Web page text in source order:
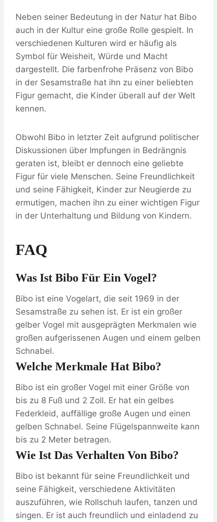
Neben seiner Bedeutung in der Natur hat Bibo
auch in der Kultur eine große Rolle gespielt. In
verschiedenen Kulturen wird er häufig als
Symbol für Weisheit, Würde und Macht
dargestellt. Die farbenfrohe Präsenz von Bibo
in der Sesamstraße hat ihn zu einer beliebten
Figur gemacht, die Kinder überall auf der Welt
kennen.
Obwohl Bibo in letzter Zeit aufgrund politischer
Diskussionen über Impfungen in Bedrängnis
geraten ist, bleibt er dennoch eine geliebte
Figur für viele Menschen. Seine Freundlichkeit
und seine Fähigkeit, Kinder zur Neugierde zu
ermutigen, machen ihn zu einer wichtigen Figur
in der Unterhaltung und Bildung von Kindern.
FAQ
Was Ist Bibo Für Ein Vogel?
Bibo ist eine Vogelart, die seit 1969 in der
Sesamstraße zu sehen ist. Er ist ein großer
gelber Vogel mit ausgeprägten Merkmalen wie
großen aufgerissenen Augen und einem gelben
Schnabel.
Welche Merkmale Hat Bibo?
Bibo ist ein großer Vogel mit einer Größe von
bis zu 8 Fuß und 2 Zoll. Er hat ein gelbes
Federkleid, auffällige große Augen und einen
gelben Schnabel. Seine Flügelspannweite kann
bis zu 2 Meter betragen.
Wie Ist Das Verhalten Von Bibo?
Bibo ist bekannt für seine Freundlichkeit und
seine Fähigkeit, verschiedene Aktivitäten
auszuführen, wie Rollschuh laufen, tanzen und
singen. Er ist auch freundlich und einladend zu